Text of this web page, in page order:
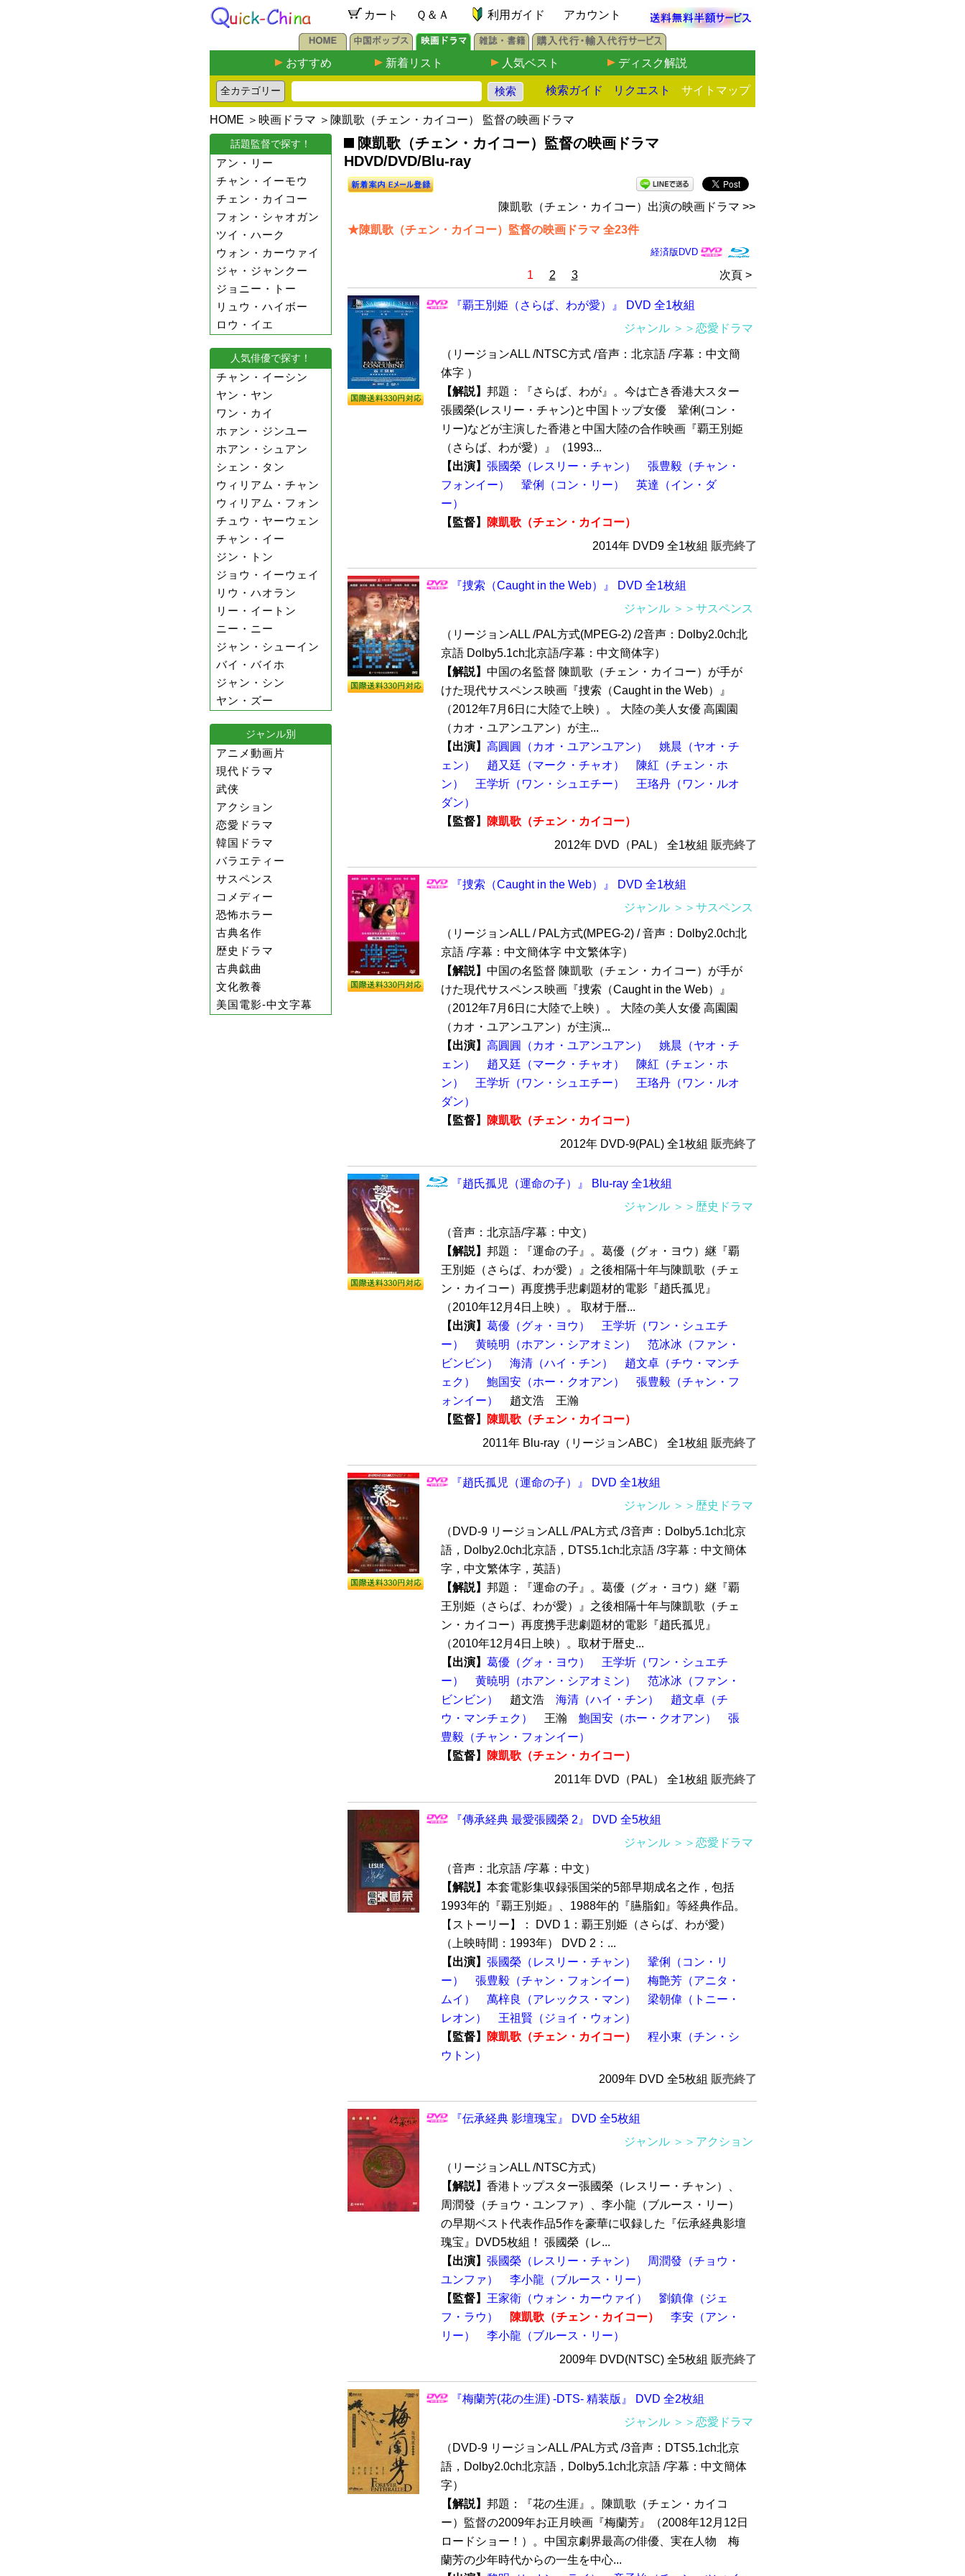
カート Ｑ＆Ａ 利用ガイド アカウント
おすすめ 新着リスト 人気ベスト ディスク解説
検索ガイド リクエスト サイトマップ
HOME ＞ 映画ドラマ ＞陳凱歌（チェン・カイコー） 監督の映画ドラマ
話題監督で探す！
アン・リー
チャン・イーモウ
チェン・カイコー
フォン・シャオガン
ツイ・ハーク
ウォン・カーウァイ
ジャ・ジャンクー
ジョニー・トー
リュウ・ハイボー
ロウ・イエ
人気俳優で探す！
チャン・イーシン
ヤン・ヤン
ワン・カイ
ホァン・ジンユー
ホアン・シュアン
シェン・タン
ウィリアム・チャン
ウィリアム・フォン
チュウ・ヤーウェン
チャン・イー
ジン・トン
ジョウ・イーウェイ
リウ・ハオラン
リー・イートン
ニー・ニー
ジャン・シューイン
バイ・バイホ
ジャン・シン
ヤン・ズー
ジャンル別
アニメ動画片
現代ドラマ
武侠
アクション
恋愛ドラマ
韓国ドラマ
バラエティー
サスペンス
コメディー
恐怖ホラー
古典名作
歴史ドラマ
古典戯曲
文化教養
美国電影-中文字幕
陳凱歌（チェン・カイコー）監督の映画ドラマ
HDVD/DVD/Blu-ray
陳凱歌（チェン・カイコー）出演の映画ドラマ >>
★陳凱歌（チェン・カイコー）監督の映画ドラマ 全23件
経済版DVD
次頁 >
1 2 3
『覇王別姫（さらば、わが愛）』 DVD 全1枚組
ジャンル ＞＞恋愛ドラマ
（リージョンALL /NTSC方式 /音声：北京語 /字幕：中文簡
体字 ）
【解説】 邦題：『さらば、わが』。今は亡き香港大スター
張國榮(レスリー・チャン)と中国トップ女優 鞏俐(コン・
リー)などが主演した香港と中国大陸の合作映画『覇王別姫
（さらば、わが愛）』（1993...
【出演】 張國榮（レスリー・チャン）
張豊毅（チャン・
フォンイー）
鞏俐（コン・リー）
英達（イン・ダ
ー）
【監督】
陳凱歌（チェン・カイコー）
2014年 DVD9 全1枚組 販売終了
『捜索（Caught in the Web）』 DVD 全1枚組
ジャンル ＞＞サスペンス
（リージョンALL /PAL方式(MPEG-2) /2音声：Dolby2.0ch北
京語 Dolby5.1ch北京語/字幕：中文簡体字）
【解説】 中国の名監督 陳凱歌（チェン・カイコー）が手が
けた現代サスペンス映画『捜索（Caught in the Web）』
（2012年7月6日に大陸で上映）。 大陸の美人女優 高園園
（カオ・ユアンユアン）が主...
【出演】 高圓圓（カオ・ユアンユアン）
姚晨（ヤオ・チ
ェン）
趙又廷（マーク・チャオ）
陳紅（チェン・ホ
ン）
王学圻（ワン・シュエチー）
王珞丹（ワン・ルオ
ダン）
【監督】
陳凱歌（チェン・カイコー）
2012年 DVD（PAL） 全1枚組 販売終了
『捜索（Caught in the Web）』 DVD 全1枚組
ジャンル ＞＞サスペンス
（リージョンALL / PAL方式(MPEG-2) / 音声：Dolby2.0ch北
京語 /字幕：中文簡体字 中文繁体字）
【解説】 中国の名監督 陳凱歌（チェン・カイコー）が手が
けた現代サスペンス映画『捜索（Caught in the Web）』
（2012年7月6日に大陸で上映）。 大陸の美人女優 高園園
（カオ・ユアンユアン）が主演...
【出演】 高圓圓（カオ・ユアンユアン）
姚晨（ヤオ・チ
ェン）
趙又廷（マーク・チャオ）
陳紅（チェン・ホ
ン）
王学圻（ワン・シュエチー）
王珞丹（ワン・ルオ
ダン）
【監督】
陳凱歌（チェン・カイコー）
2012年 DVD-9(PAL) 全1枚組 販売終了
『趙氏孤児（運命の子）』 Blu-ray 全1枚組
ジャンル ＞＞歴史ドラマ
（音声：北京語/字幕：中文）
【解説】 邦題：『運命の子』。葛優（グォ・ヨウ）継『覇
王別姫（さらば、わが愛）』之後相隔十年与陳凱歌（チェ
ン・カイコー）再度携手悲劇題材的電影『趙氏孤児』
（2010年12月4日上映）。 取材于暦...
【出演】 葛優（グォ・ヨウ）
王学圻（ワン・シュエチ
ー）
黄暁明（ホアン・シアオミン）
范冰冰（ファン・
ビンビン）
海清（ハイ・チン）
趙文卓（チウ・マンチ
ェク）
鮑国安（ホー・クオアン）
張豊毅（チャン・フ
ォンイー）
趙文浩 王瀚
【監督】
陳凱歌（チェン・カイコー）
2011年 Blu-ray（リージョンABC） 全1枚組 販売終了
『趙氏孤児（運命の子）』 DVD 全1枚組
ジャンル ＞＞歴史ドラマ
（DVD-9 リージョンALL /PAL方式 /3音声：Dolby5.1ch北京
語，Dolby2.0ch北京語，DTS5.1ch北京語 /3字幕：中文簡体
字，中文繁体字，英語）
【解説】 邦題：『運命の子』。葛優（グォ・ヨウ）継『覇
王別姫（さらば、わが愛）』之後相隔十年与陳凱歌（チェ
ン・カイコー）再度携手悲劇題材的電影『趙氏孤児』
（2010年12月4日上映）。取材于暦史...
【出演】 葛優（グォ・ヨウ）
王学圻（ワン・シュエチ
ー）
黄暁明（ホアン・シアオミン）
范冰冰（ファン・
ビンビン）
趙文浩 海清（ハイ・チン）
趙文卓（チ
ウ・マンチェク）
王瀚 鮑国安（ホー・クオアン）
張
豊毅（チャン・フォンイー）
【監督】
陳凱歌（チェン・カイコー）
2011年 DVD（PAL） 全1枚組 販売終了
『傳承経典 最愛張國榮 2』 DVD 全5枚組
ジャンル ＞＞恋愛ドラマ
（音声：北京語 /字幕：中文）
【解説】 本套電影集収録張国栄的5部早期成名之作，包括
1993年的『覇王別姫』、1988年的『臙脂釦』等経典作品。
【ストーリー】： DVD 1：覇王別姫（さらば、わが愛）
（上映時間：1993年） DVD 2：...
【出演】 張國榮（レスリー・チャン）
鞏俐（コン・リ
ー）
張豊毅（チャン・フォンイー）
梅艶芳（アニタ・
ムイ）
萬梓良（アレックス・マン）
梁朝偉（トニー・
レオン）
王祖賢（ジョイ・ウォン）
【監督】
陳凱歌（チェン・カイコー）
程小東（チン・シ
ウトン）
2009年 DVD 全5枚組 販売終了
『伝承経典 影壇瑰宝』 DVD 全5枚組
ジャンル ＞＞アクション
（リージョンALL /NTSC方式）
【解説】 香港トップスター張國榮（レスリー・チャン）、
周潤發（チョウ・ユンファ）、李小龍（ブルース・リー）
の早期ベスト代表作品5作を豪華に収録した『伝承経典影壇
瑰宝』DVD5枚組！ 張國榮（レ...
【出演】 張國榮（レスリー・チャン）
周潤發（チョウ・
ユンファ）
李小龍（ブルース・リー）
【監督】 王家衛（ウォン・カーウァイ）
劉鎮偉（ジェ
フ・ラウ）
陳凱歌（チェン・カイコー）
李安（アン・
リー）
李小龍（ブルース・リー）
2009年 DVD(NTSC) 全5枚組 販売終了
『梅蘭芳(花の生涯) -DTS- 精装版』 DVD 全2枚組
ジャンル ＞＞恋愛ドラマ
（DVD-9 リージョンALL /PAL方式 /3音声：DTS5.1ch北京
語，Dolby2.0ch北京語，Dolby5.1ch北京語 /字幕：中文簡体
字）
【解説】 邦題：『花の生涯』。陳凱歌（チェン・カイコ
ー）監督の2009年お正月映画『梅蘭芳』（2008年12月12日
ロードショー！）。中国京劇界最高の俳優、実在人物 梅
蘭芳の少年時代からの一生を中心...